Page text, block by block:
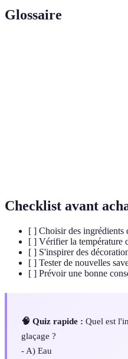
Glossaire
Checklist avant
[ ] Choisir des ingrédients
[ ] Vérifier la température
[ ] S'inspirer des
[ ] Tester de nouvelles
[ ] Prévoir une bonne
🧠 Quiz rapide : Quel est
glaçage ?
- A) Eau